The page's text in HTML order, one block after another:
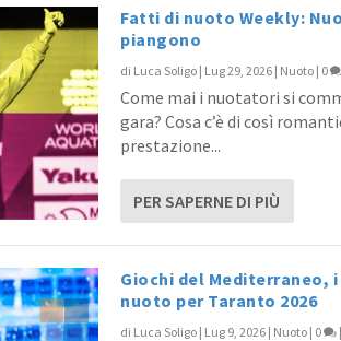
e Legnano
|
niente stress, obietti...
|
Fatti di nuoto Weekly:
piangono
di Luca Soligo | Lug 29, 2026 | Nuoto | 0
Come mai i nuotatori si
gara? Cosa c’è di così
prestazione...
PER SAPERNE DI PIÙ
Giochi del Mediterraneo,
nuoto per Taranto 2026
di Luca Soligo | Lug 9, 2026 | Nuoto | 0 |